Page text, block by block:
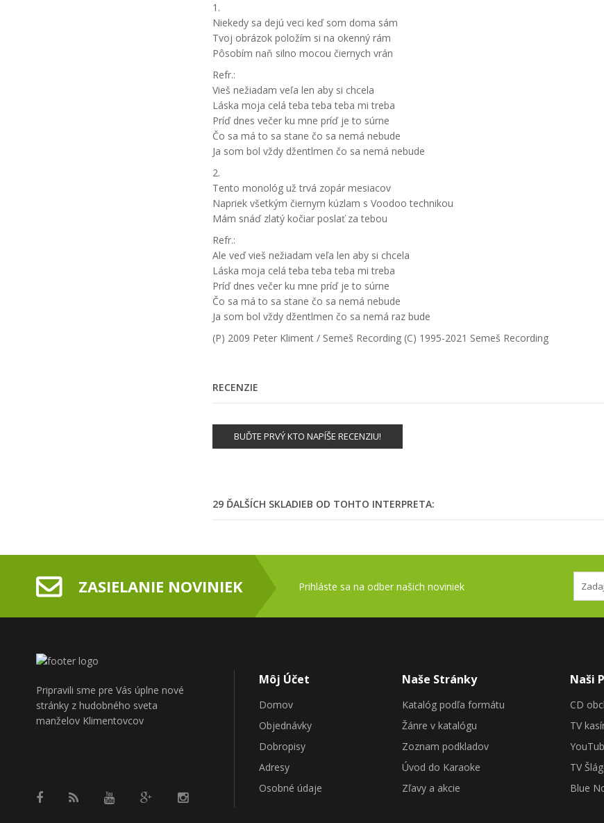
1.
Niekedy sa dejú veci keď som doma sám
Tvoj obrázok položím si na okenný rám
Pôsobím naň silno mocou čiernych vrán
Refr.:
Vieš nežiadam veľa len aby si chcela
Láska moja celá teba teba teba mi treba
Príď dnes večer ku mne príď je to súrne
Čo sa má to sa stane čo sa nemá nebude
Ja som bol vždy džentlmen čo sa nemá nebude
2.
Tento monológ už trvá zopár mesiacov
Napriek všetkým čiernym kúzlam s Voodoo technikou
Mám snáď zlatý kočiar poslať za tebou
Refr.:
Ale veď vieš nežiadam veľa len aby si chcela
Láska moja celá teba teba teba mi treba
Príď dnes večer ku mne príď je to súrne
Čo sa má to sa stane čo sa nemá nebude
Ja som bol vždy džentlmen čo sa nemá raz bude
(P) 2009 Peter Kliment / Semeš Recording (C) 1995-2021 Semeš Recording
RECENZIE
BUĎTE PRVÝ KTO NAPÍŠE RECENZIU!
29 ĎALŠÍCH SKLADIEB OD TOHTO INTERPRETA:
Pripravili sme pre Vás úplne nové
stránky z hudobného sveta
manželov Klimentovcov
Môj Účet
Domov
Objednávky
Dobropisy
Adresy
Osobné údaje
Naše Stránky
Katalóg podľa formátu
Žánre v katalógu
Zoznam podkladov
Úvod do Karaoke
Zľavy a akcie
Naši
CD
TV
TV
Blue
ZASIELANIE NOVINIEK Prihláste sa na odber našich noviniek